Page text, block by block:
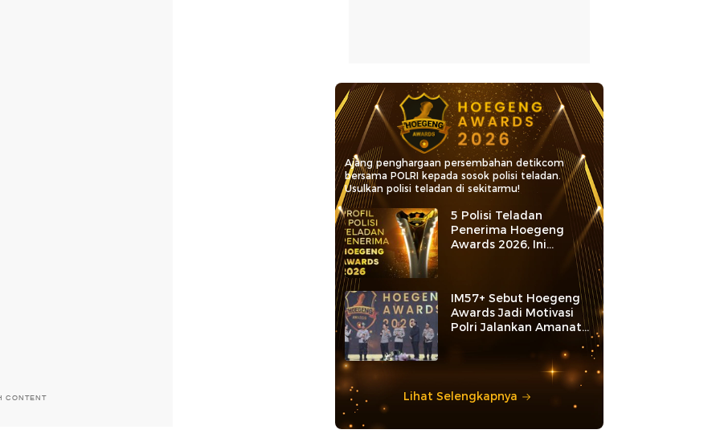
CONTENT
Ajang penghargaan persembahan detikcom
bersama POLRI kepada sosok polisi teladan.
Usulkan polisi teladan di sekitarmu!
5 Polisi Teladan
Penerima Hoegeng
Awards 2026, Ini
Kategori dan Kiprahnya
IM57+ Sebut Hoegeng
Awards Jadi Motivasi
Polri Jalankan Amanat
Lihat Selengkapnya